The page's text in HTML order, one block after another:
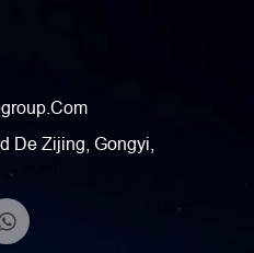
De Zijing, Gongyi,